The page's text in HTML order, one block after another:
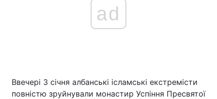
ad
Ввечері 3 січня албанські ісламські екстремісти
повністю зруйнували монастир Успіння Пресвятої